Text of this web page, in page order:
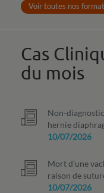
Voir toutes nos
Cas
du mois
Non-
hernie
10/07/2026
Mort d’une
raison de
10/07/2026